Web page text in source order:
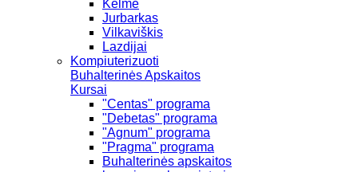
Kelmė
Jurbarkas
Vilkaviškis
Lazdijai
Kompiuterizuoti
Buhalterinės Apskaitos
Kursai
"Centas" programa
"Debetas" programa
"Agnum" programa
"Pragma" programa
Buhalterinės apskaitos